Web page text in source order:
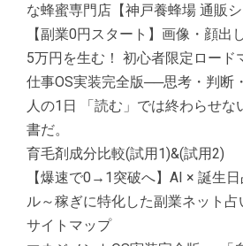
な蜂蜜専門店【神戸養蜂場 通販シ
【副業0円スタート】画像・顔出
5万円を生む！ 初心者限定ロード
仕事OS実装完全版──思考・判断
人の1日 「読む」では終わらせな
書だ。
育毛剤成分比較(試用1)&(試用2)
【爆速で0→1突破へ】AI × 誕生
ル～稼ぎに特化した副業ネット占
サイトマップ